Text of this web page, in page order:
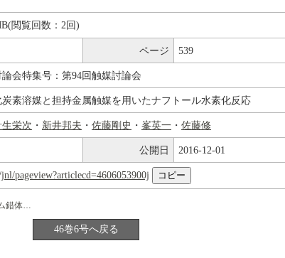
閲覧回数：2回)
ページ 539
会特集号：第94回触媒討論会
素溶媒と担持金属触媒を用いたナフトール水素化反応
生栄次 ・ 新井邦夫 ・ 佐藤剛史 ・ 峯英一 ・ 佐藤修
公開日 2016-12-01
pageview?articlecd=4606053900j
有機へテロ二核白金およびパラジウム錯体の合成、反応および触媒機能
46巻6号へ戻る